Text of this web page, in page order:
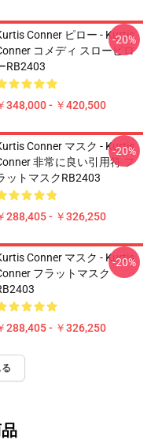
Conner ピロー - Kurtis
コメディ スローピロ
RB2403
348,000 - ￥420,500
-20%
Conner マスク - Kurtis
非常に良い引用符 フ
ットマスクRB2403
288,405 - ￥326,250
-20%
Conner マスク - Kurtis
フラットマスク
288,405 - ￥326,250
-20%